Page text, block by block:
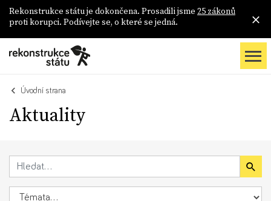
Rekonstrukce státu je dokončena. Prosadili jsme 25 zákonů
proti korupci. Podívejte se, o které se jedná.
Úvodní strana
Aktuality